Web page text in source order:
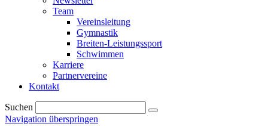
Team
Vereinsleitung
Gymnastik
Breiten-Leistungssport
Schwimmen
Karriere
Partnervereine
Kontakt
Suchen
Navigation überspringen